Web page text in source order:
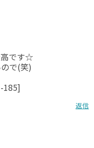
高です☆
で(笑)
185]
返信